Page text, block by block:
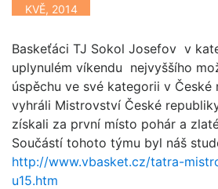
KVĚ, 2014
Baskeťáci TJ Sokol Josefov v
uplynulém víkendu nejvyššího
úspěchu ve své kategorii v České
vyhráli Mistrovství České
získali za první místo pohár a
Součástí tohoto týmu byl náš
http://www.vbasket.cz/tatra-
u15.htm